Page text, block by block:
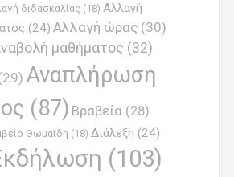
διδασκαλίας (18) Αλλαγή
(24) Αλλαγή ώρας (30)
μαθήματος (32)
Αναπλήρωση
(87) Βραβεία (28)
Θωμαϊδη (18) Διάλεξη (24)
(103)